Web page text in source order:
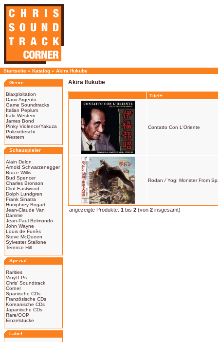
Startseite » Katalog » Akira Ifukube
Genre
Blaxploitation
Dario Argento
Game Soundtracks
Italian Peplum
Italo Western
James Bond
Pinky Violence/Yakuza
Poliziotteschi
Western
Schauspieler
Alain Delon
Arnold Schwarzenegger
Bruce Willis
Bud Spencer
Charles Bronson
Clint Eastwood
Dolph Lundgren
Frank Sinatra
Humphrey Bogart
Jean-Claude Van
Damme
Jean-Paul Belmondo
John Wayne
Louis de Funès
Steve McQueen
Sylvester Stallone
Terence Hill
Spezial
Rarities
Vinyl LPs
Chris' Soundtrack
Corner
Spanische CDs
Französische CDs
Koreanische CDs
Japanische CDs
Rare/OOP
Einzelstücke
Label
Akira Ifukube
Titel+
Contatto Con L'Oriente
Rodan / Yog: Monster From
angezeigte Produkte: 1 bis 2 (von 2 insgesamt)